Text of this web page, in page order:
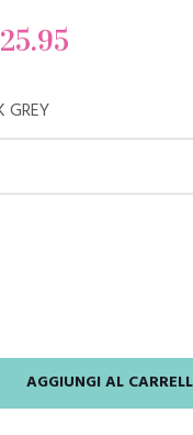
25.95
AGGIUNGI AL